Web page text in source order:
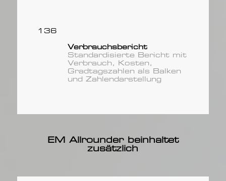
136
Verbrauchsbericht
Standardisierte Bericht mit
Verbrauch, Kosten,
Gradtagszahlen als Balken
und Zahlendarstellung
EM Allrounder beinhaltet
zusätzlich